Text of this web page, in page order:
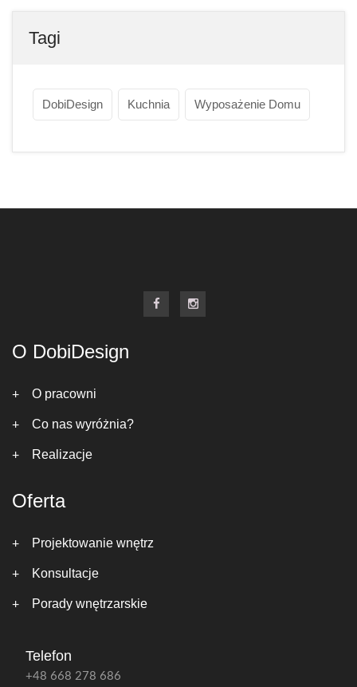
Tagi
DobiDesign Kuchnia Wyposażenie Domu
O DobiDesign
O pracowni
Co nas wyróżnia?
Realizacje
Oferta
Projektowanie wnętrz
Konsultacje
Porady wnętrzarskie
Telefon
+48 668 278 686